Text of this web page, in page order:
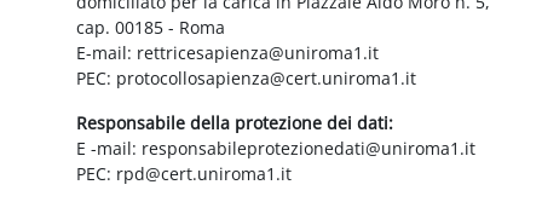
cap. 00185 - Roma
E-mail: rettricesapienza@uniroma1.it
PEC: protocollosapienza@cert.uniroma1.it
Responsabile della protezione dei dati:
E -mail: responsabileprotezionedati@uniroma1.it
PEC: rpd@cert.uniroma1.it